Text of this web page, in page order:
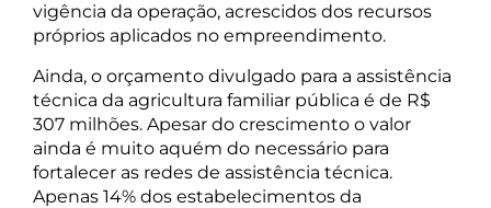
vigência da operação, acrescidos dos recursos
próprios aplicados no empreendimento.
Ainda, o orçamento divulgado para a assistência
técnica da agricultura familiar pública é de R$
307 milhões. Apesar do crescimento o valor
ainda é muito aquém do necessário para
fortalecer as redes de assistência técnica.
Apenas 14% dos estabelecimentos da